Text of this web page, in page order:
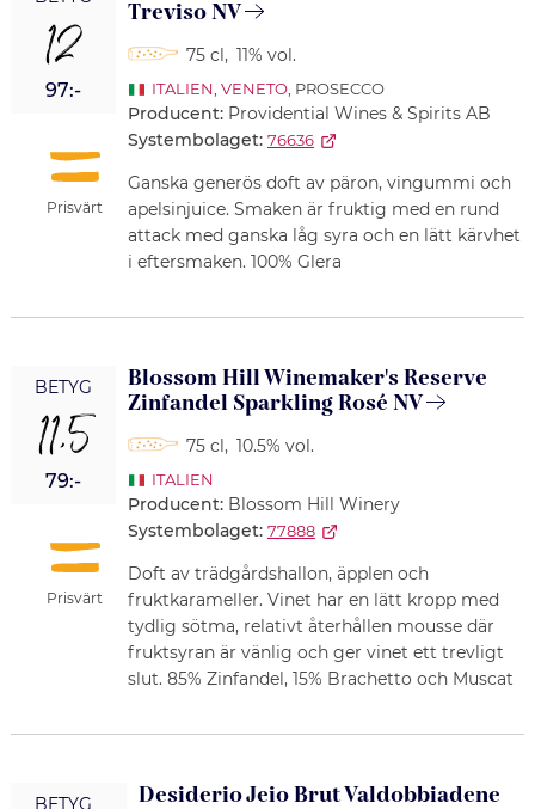
12
97:-
Prisvärt
Treviso NV
75 cl, 11% vol.
ITALIEN VENETO, PROSECCO
Producent: Providential Wines & Spirits AB
Systembolaget: 76636
Ganska generös doft av päron, vingummi och
apelsinjuice. Smaken är fruktig med en rund
attack med ganska låg syra och en lätt kärvhet
i eftersmaken. 100% Glera
BETYG
11,5
79:-
Prisvärt
Blossom Hill Winemaker's Reserve
Zinfandel Sparkling Rosé NV
75 cl, 10.5% vol.
ITALIEN
Producent: Blossom Hill Winery
Systembolaget: 77888
Doft av trädgårdshallon, äpplen och
fruktkarameller. Vinet har en lätt kropp med
tydlig sötma, relativt återhållen mousse där
fruktsyran är vänlig och ger vinet ett trevligt
slut. 85% Zinfandel, 15% Brachetto och Muscat
BETYG
Desiderio Jeio Brut Valdobbiadene